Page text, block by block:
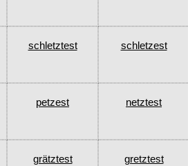
schletztest schletzest
petzest netztest
grätztest gretztest